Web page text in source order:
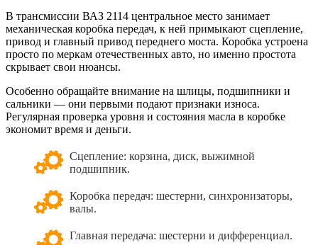
В трансмиссии ВАЗ 2114 центральное место занимает
механическая коробка передач, к ней примыкают сцепление,
привод и главный привод переднего моста. Коробка устроена
просто по меркам отечественных авто, но именно простота
скрывает свои нюансы.
Особенно обращайте внимание на шлицы, подшипники и
сальники — они первыми подают признаки износа.
Регулярная проверка уровня и состояния масла в коробке
экономит время и деньги.
Сцепление: корзина, диск, выжимной
подшипник.
Коробка передач: шестерни, синхронизаторы,
валы.
Главная передача: шестерни и дифференциал.